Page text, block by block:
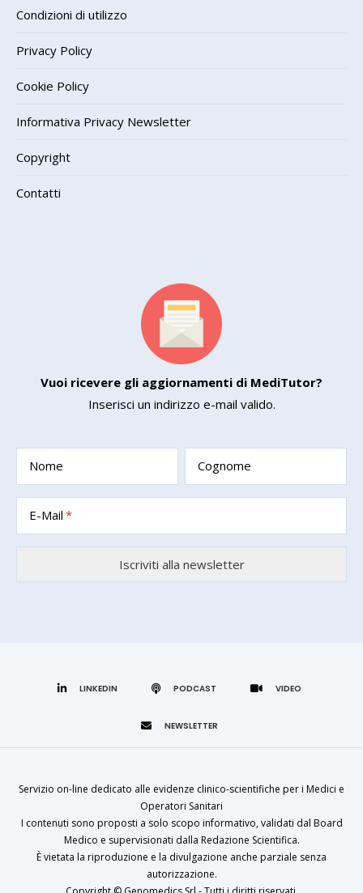
Condizioni di utilizzo
Privacy Policy
Cookie Policy
Informativa Privacy Newsletter
Copyright
Contatti
Vuoi ricevere gli aggiornamenti di MediTutor?
Inserisci un indirizzo e-mail valido.
Nome Cognome
E-Mail
LINKEDIN
Servizio on-line dedicato alle evidenze clinico-scientifiche per i Medici e
Operatori Sanitari
I contenuti sono proposti a solo scopo informativo, validati dal Board
Medico e supervisionati dalla Redazione Scientifica.
È vietata la riproduzione e la divulgazione anche parziale senza
autorizzazione.